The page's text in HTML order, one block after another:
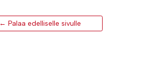
← Palaa edelliselle sivulle